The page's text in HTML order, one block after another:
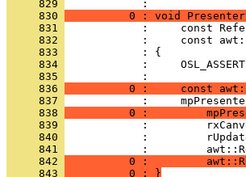
     829
     830
0 : void
     831
     832
     833
     834
     835
     836
0 :     const
     837
     838
0 :
     839
     840
     841
     842
0 :
     843
          0 : }